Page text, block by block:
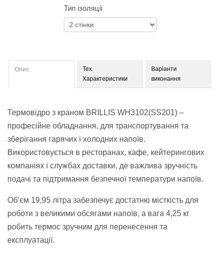
Тип ізоляції
Опис
Тех.
Характеристики
Варіанти
виконання
Термовідро з краном BRILLIS WH3102(SS201) –
професійне обладнання, для транспортування та
зберігання гарячих і холодних напоїв.
Використовується в ресторанах, кафе, кейтерингових
компаніях і службах доставки, де важлива зручність
подачі та підтримання безпечної температури напоїв.
Об’єм 19,95 літра забезпечує достатню місткість для
роботи з великими обсягами напоїв, а вага 4,25 кг
робить термос зручним для перенесення та
експлуатації.